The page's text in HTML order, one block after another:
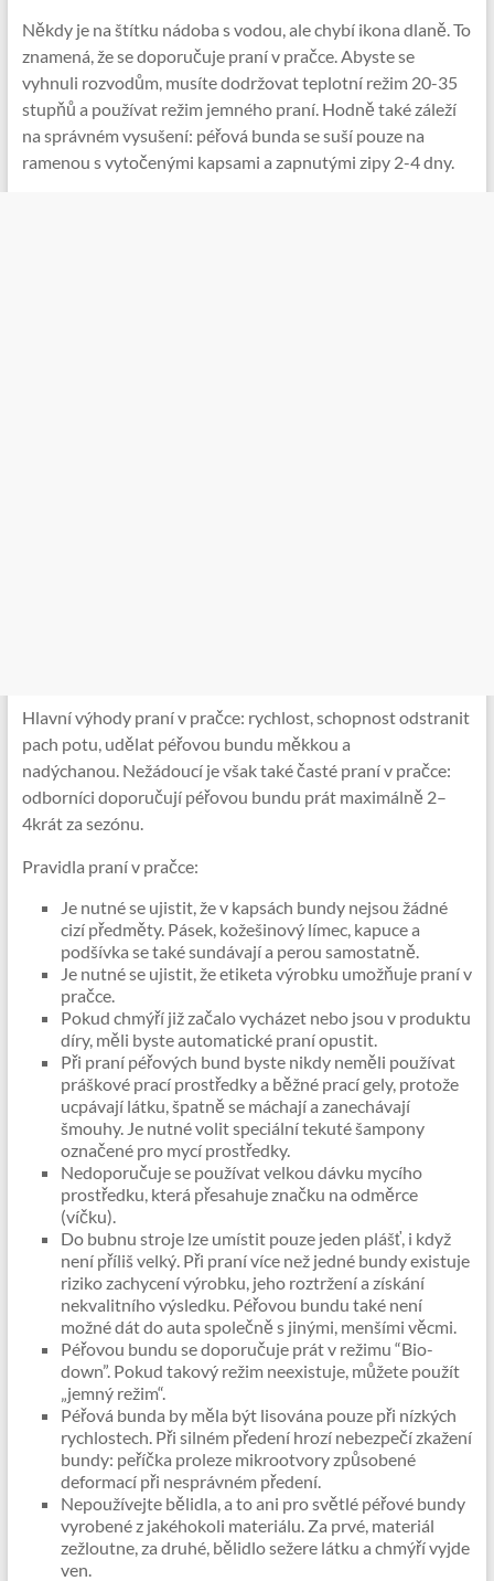
Někdy je na štítku nádoba s vodou, ale chybí ikona dlaně. To
znamená, že se doporučuje praní v pračce. Abyste se
vyhnuli rozvodům, musíte dodržovat teplotní režim 20-35
stupňů a používat režim jemného praní. Hodně také záleží
na správném vysušení: péřová bunda se suší pouze na
ramenou s vytočenými kapsami a zapnutými zipy 2-4 dny.
Hlavní výhody praní v pračce: rychlost, schopnost odstranit
pach potu, udělat péřovou bundu měkkou a
nadýchanou. Nežádoucí je však také časté praní v pračce:
odborníci doporučují péřovou bundu prát maximálně 2–
4krát za sezónu.
Pravidla praní v pračce:
Je nutné se ujistit, že v kapsách bundy nejsou žádné
cizí předměty. Pásek, kožešinový límec, kapuce a
podšívka se také sundávají a perou samostatně.
Je nutné se ujistit, že etiketa výrobku umožňuje praní v
pračce.
Pokud chmýří již začalo vycházet nebo jsou v produktu
díry, měli byste automatické praní opustit.
Při praní péřových bund byste nikdy neměli používat
práškové prací prostředky a běžné prací gely, protože
ucpávají látku, špatně se máchají a zanechávají
šmouhy. Je nutné volit speciální tekuté šampony
označené pro mycí prostředky.
Nedoporučuje se používat velkou dávku mycího
prostředku, která přesahuje značku na odměrce
(víčku).
Do bubnu stroje lze umístit pouze jeden plášť, i když
není příliš velký. Při praní více než jedné bundy existuje
riziko zachycení výrobku, jeho roztržení a získání
nekvalitního výsledku. Péřovou bundu také není
možné dát do auta společně s jinými, menšími věcmi.
Péřovou bundu se doporučuje prát v režimu “Bio-
down”. Pokud takový režim neexistuje, můžete použít
„jemný režim“.
Péřová bunda by měla být lisována pouze při nízkých
rychlostech. Při silném předení hrozí nebezpečí zkažení
bundy: peříčka proleze mikrootvory způsobené
deformací při nesprávném předení.
Nepoužívejte bělidla, a to ani pro světlé péřové bundy
vyrobené z jakéhokoli materiálu. Za prvé, materiál
zežloutne, za druhé, bělidlo sežere látku a chmýří vyjde
ven.